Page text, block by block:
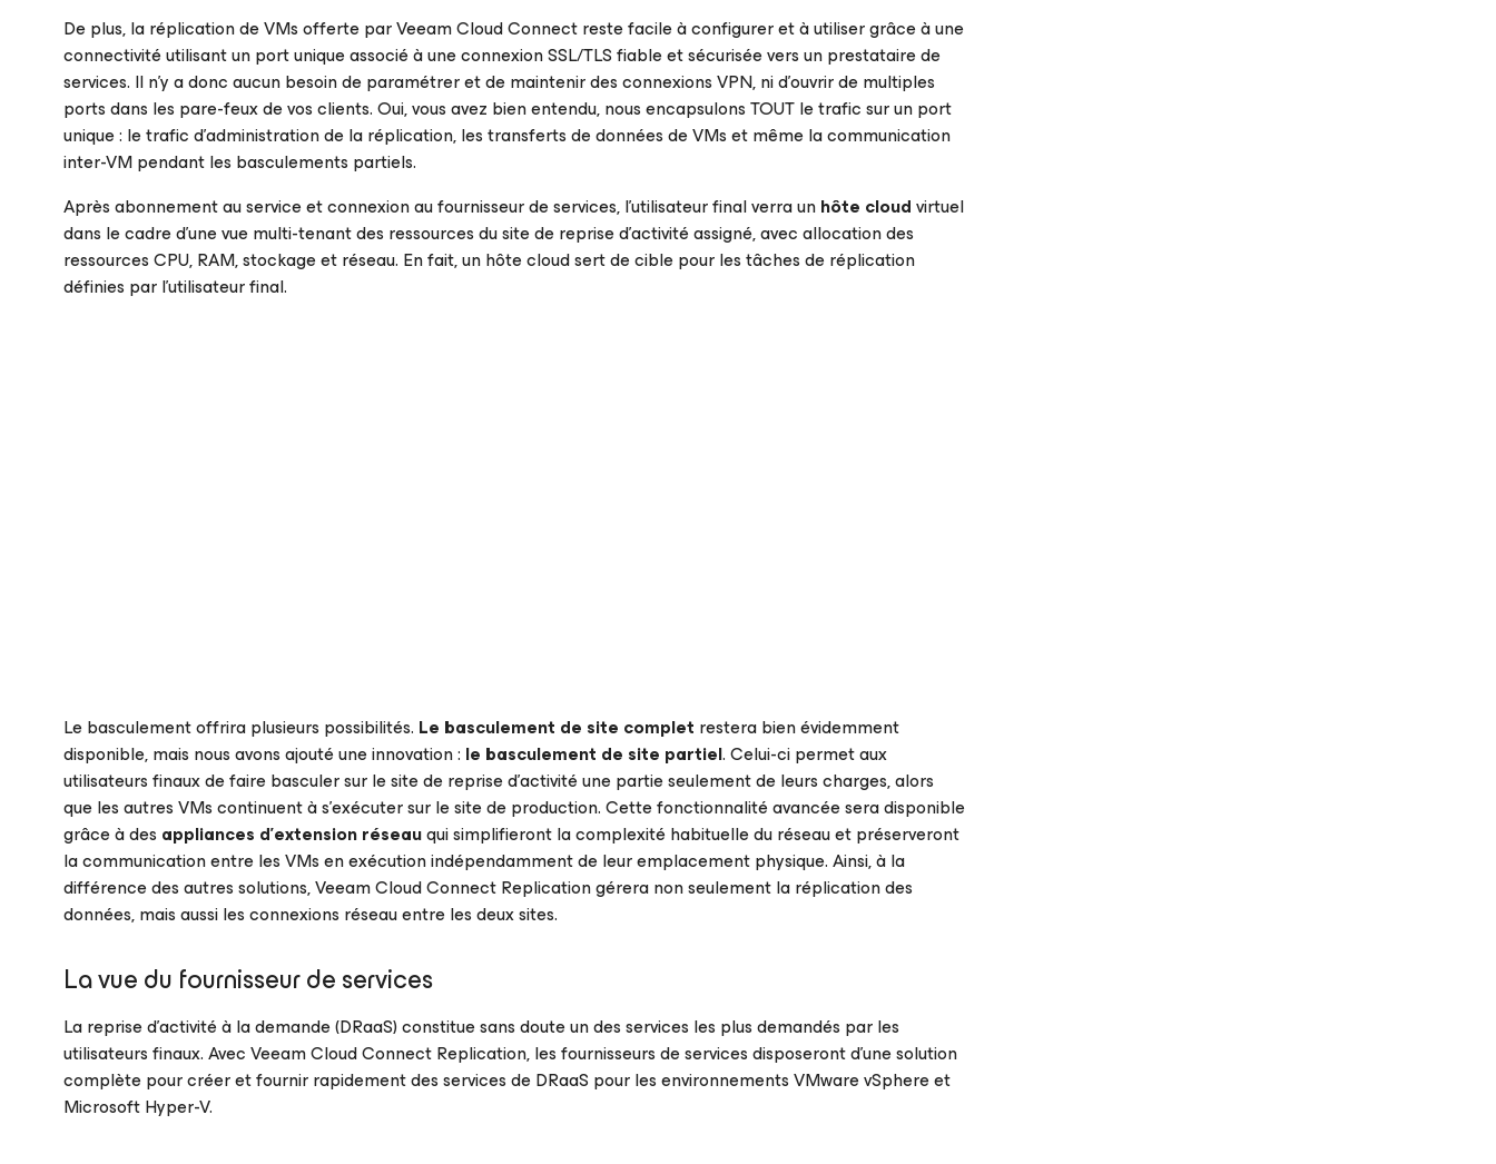
De plus, la réplication de VMs offerte par Veeam Cloud Connect reste facile à configurer et à utiliser grâce à une
connectivité utilisant un port unique associé à une connexion SSL/TLS fiable et sécurisée vers un prestataire de
services. Il n’y a donc aucun besoin de paramétrer et de maintenir des connexions VPN, ni d’ouvrir de multiples
ports dans les pare-feux de vos clients. Oui, vous avez bien entendu, nous encapsulons TOUT le trafic sur un port
unique : le trafic d’administration de la réplication, les transferts de données de VMs et même la communication
inter-VM pendant les basculements partiels.
Après abonnement au service et connexion au fournisseur de services, l’utilisateur final verra unhôte cloudvirtuel
dans le cadre d’une vue multi-tenant des ressources du site de reprise d’activité assigné, avec allocation des
ressources CPU, RAM, stockage et réseau. En fait, un hôte cloud sert de cible pour les tâches de réplication
définies par l’utilisateur final.
Le basculement offrira plusieurs possibilités. Le basculement de site complet restera bien évidemment
disponible, mais nous avons ajouté une innovation : le basculement de site partiel. Celui-ci permet aux
utilisateurs finaux de faire basculer sur le site de reprise d’activité une partie seulement de leurs charges, alors
que les autres VMs continuent à s’exécuter sur le site de production. Cette fonctionnalité avancée sera disponible
grâce à des appliances d’extension réseauqui simplifieront la complexité habituelle du réseau et préserveront
la communication entre les VMs en exécution indépendamment de leur emplacement physique. Ainsi, à la
différence des autres solutions, Veeam Cloud Connect Replication gérera non seulement la réplication des
données, mais aussi les connexions réseau entre les deux sites.
La vue du fournisseur de services
La reprise d’activité à la demande (DRaaS) constitue sans doute un des services les plus demandés par les
utilisateurs finaux. Avec Veeam Cloud Connect Replication, les fournisseurs de services disposeront d’une solution
complète pour créer et fournir rapidement des services de DRaaS pour les environnements VMware vSphere et
Microsoft Hyper-V.